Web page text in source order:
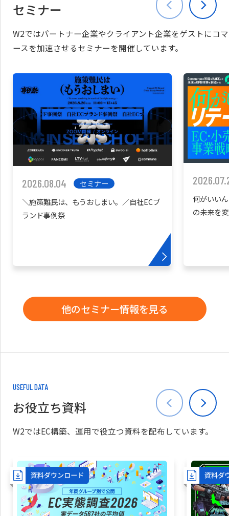
セミナー
W2ではパートナー企業やクライアント企業をゲストにコマ
ースを加速させるセミナーを開催しています。
2026.08.04
セミナー
＼施策難民は、もうおしまい。／自社ECブ
ランド事例祭
何がいい
の未来を
他のセミナー情報を見る
USEFUL DATA
お役立ち資料
W2ではEC構築、運用で役立つ資料を配布しています。